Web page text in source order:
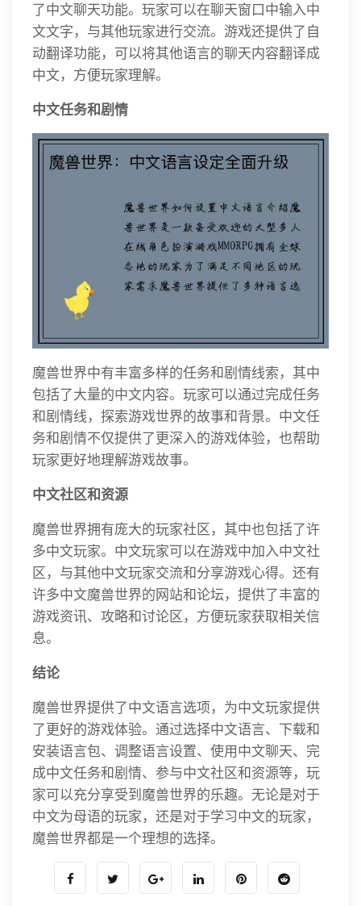
了中文聊天功能。玩家可以在聊天窗口中输入中
文文字，与其他玩家进行交流。游戏还提供了自
动翻译功能，可以将其他语言的聊天内容翻译成
中文，方便玩家理解。
中文任务和剧情
魔兽世界中有丰富多样的任务和剧情线索，其中
包括了大量的中文内容。玩家可以通过完成任务
和剧情线，探索游戏世界的故事和背景。中文任
务和剧情不仅提供了更深入的游戏体验，也帮助
玩家更好地理解游戏故事。
中文社区和资源
魔兽世界拥有庞大的玩家社区，其中也包括了许
多中文玩家。中文玩家可以在游戏中加入中文社
区，与其他中文玩家交流和分享游戏心得。还有
许多中文魔兽世界的网站和论坛，提供了丰富的
游戏资讯、攻略和讨论区，方便玩家获取相关信
息。
结论
魔兽世界提供了中文语言选项，为中文玩家提供
了更好的游戏体验。通过选择中文语言、下载和
安装语言包、调整语言设置、使用中文聊天、完
成中文任务和剧情、参与中文社区和资源等，玩
家可以充分享受到魔兽世界的乐趣。无论是对于
中文为母语的玩家，还是对于学习中文的玩家，
魔兽世界都是一个理想的选择。